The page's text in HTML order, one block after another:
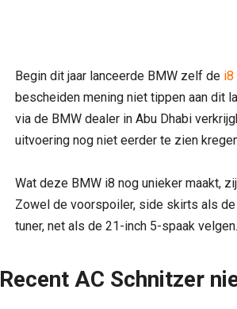
Begin dit jaar lanceerde BMW zelf de i8
bescheiden mening niet tippen aan dit
via de BMW dealer in Abu Dhabi
uitvoering nog niet eerder te zien
Wat deze BMW i8 nog unieker maakt,
Zowel de voorspoiler, side skirts als
tuner, net als de 21-inch 5-spaak velgen.
Recent AC Schnitzer